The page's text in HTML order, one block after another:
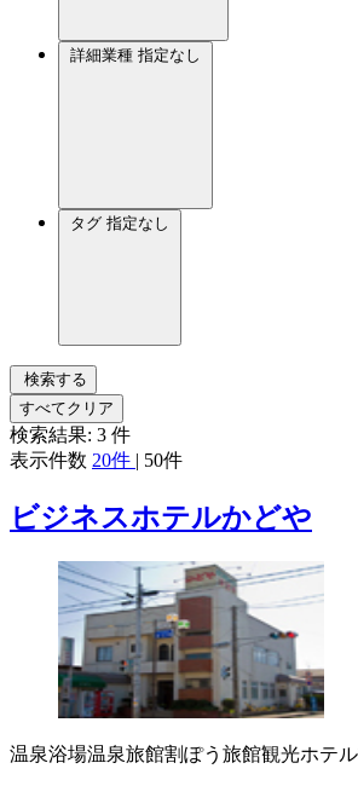
詳細業種 指定なし
タグ 指定なし
検索する
すべてクリア
検索結果: 3 件
表示件数 20件 | 50件
ビジネスホテルかどや
温泉浴場温泉旅館割ぽう旅館観光ホテル